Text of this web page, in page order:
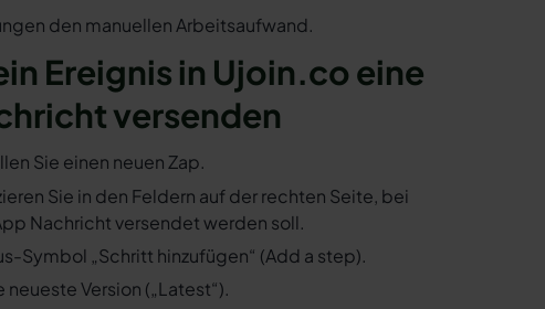
den manuellen Arbeitsaufwand.
Ereignis in Ujoin.co eine
versenden
Sie einen neuen Zap.
Sie in den Feldern auf der rechten Seite, bei
Nachricht versendet werden soll.
Symbol „Schritt hinzufügen“ (Add a step).
Version („Latest“).